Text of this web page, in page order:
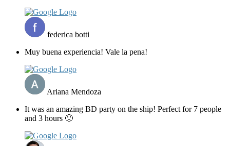
federica botti
Muy buena experiencia! Vale la pena!
Ariana Mendoza
It was an amazing BD party on the ship! Perfect for 7 people
and 3 hours 🙂